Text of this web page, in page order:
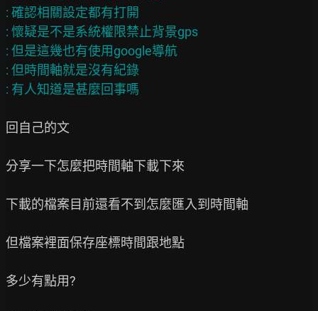
: 確認相關設定都有打開
: 懷疑是不是系統權限禁止背景gps
: 但是這幾也有使用google導航
: 但時間軸就是沒有紀錄
回自己的文
分享一下怎麼把時間軸下載下來
下載的檔案目前還看不到怎麼匯入到時間軸
但檔案裡面保存座標時間跟地點
多少有點用?